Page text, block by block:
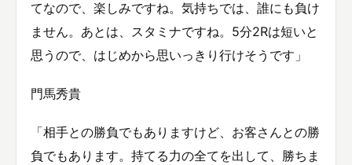
てなので、楽しみですね。気持ちでは、誰にも負け
ません。あとは、スタミナですね。5分2Rは短いと
思うので、はじめから思いっきり行けそうです」
門馬秀貴
「相手との勝負でもありますけど、お客さんとの勝
負でもあります。持てる力の全てを出して、勝ちま